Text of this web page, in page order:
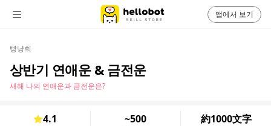
빵냥희
상반기 연애운 & 금전운
새해 나의 연애운과 금전운은?
4.1 ~500 約1000文字
앱에서 보기